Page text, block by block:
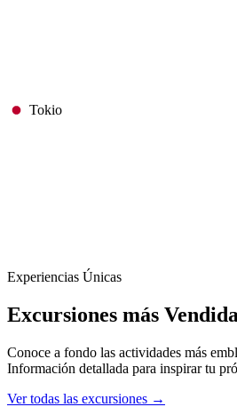
Tokio
Experiencias Únicas
Excursiones más
Conoce a fondo las actividades más
Información detallada para inspirar tu
Ver todas las excursiones →